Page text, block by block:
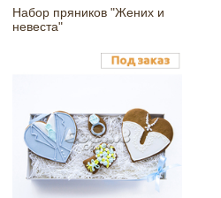
Набор пряников "Жених и
невеста"